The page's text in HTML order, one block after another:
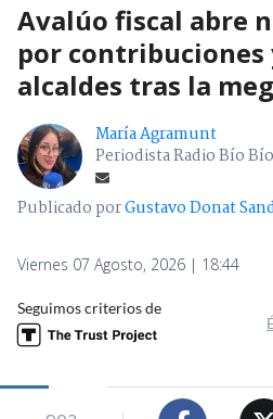
Avalúo fiscal abre
por contribuciones
alcaldes tras la
María Agramunt
Periodista Radio Bío
Publicado porGustavo Donat
Viernes 07 Agosto, 2026 | 18:44
Seguimos criterios de